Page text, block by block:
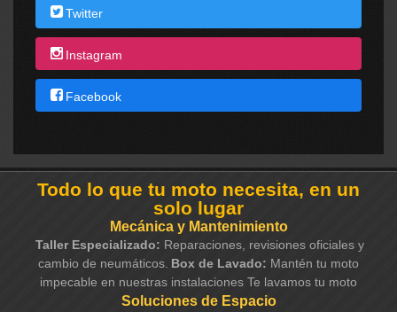
Twitter
Instagram
Facebook
Todo lo que tu moto necesita, en un
solo lugar
Mecánica y Mantenimiento
Taller Especializado: Reparaciones, revisiones oficiales y
cambio de neumáticos. Box de Lavado: Mantén tu moto
impecable en nuestras instalaciones Te lavamos tu moto
Soluciones de Espacio